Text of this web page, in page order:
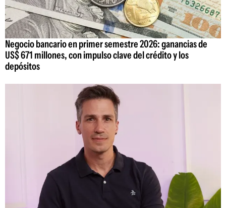
Negocio bancario en primer semestre 2026: ganancias de
US$ 671 millones, con impulso clave del crédito y los
depósitos